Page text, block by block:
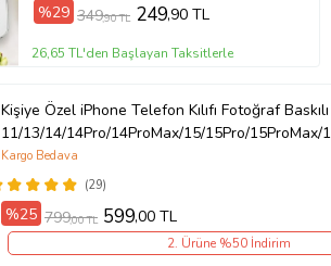
%29 349,90 TL 249,90 TL
26,65 TL'den Başlayan Taksitlerle
Kişiye Özel iPhone Telefon Kılıfı Fotoğraf Baskılı
11/13/14/14Pro/14ProMax/15/15Pro/
(29)
Kargo Bedava
%25 799,00 TL 599,00 TL
2. Ürüne %50 İndirim